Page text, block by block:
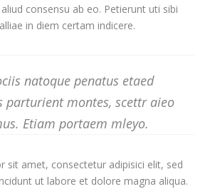
consensu ab eo. Petierunt uti sibi
in diem certam indicere.
natoque penatus etaed
parturient montes, scettr aieo
Etiam portaem mleyo.
sit amet, consectetur adipisici elit, sed
ut labore et dolore magna aliqua.